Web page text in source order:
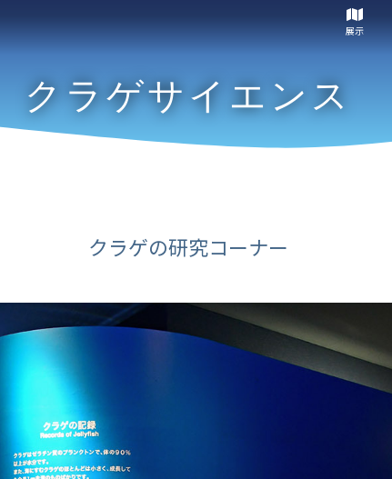
展示
クラゲサイエンス
クラゲの研究コーナー